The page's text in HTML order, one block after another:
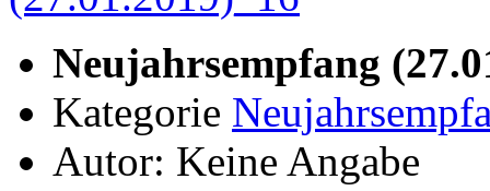
Neujahrsempfang
Kategorie
Autor: Keine Angabe